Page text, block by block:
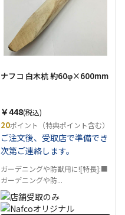
ナフコ 白木杭 約60φ×600mm
￥448(税込)
20ポイント（特典ポイント含む）
ご注文後、受取店で準備でき
次第ご連絡します。
ガーデニングや防獣用に![特長]:■
ガーデニングや防...